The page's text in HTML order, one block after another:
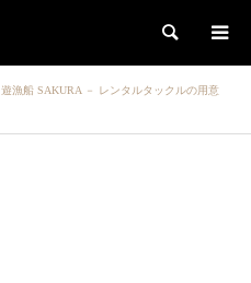
検索
遊漁船 SAKURA － レンタルタックルの用意